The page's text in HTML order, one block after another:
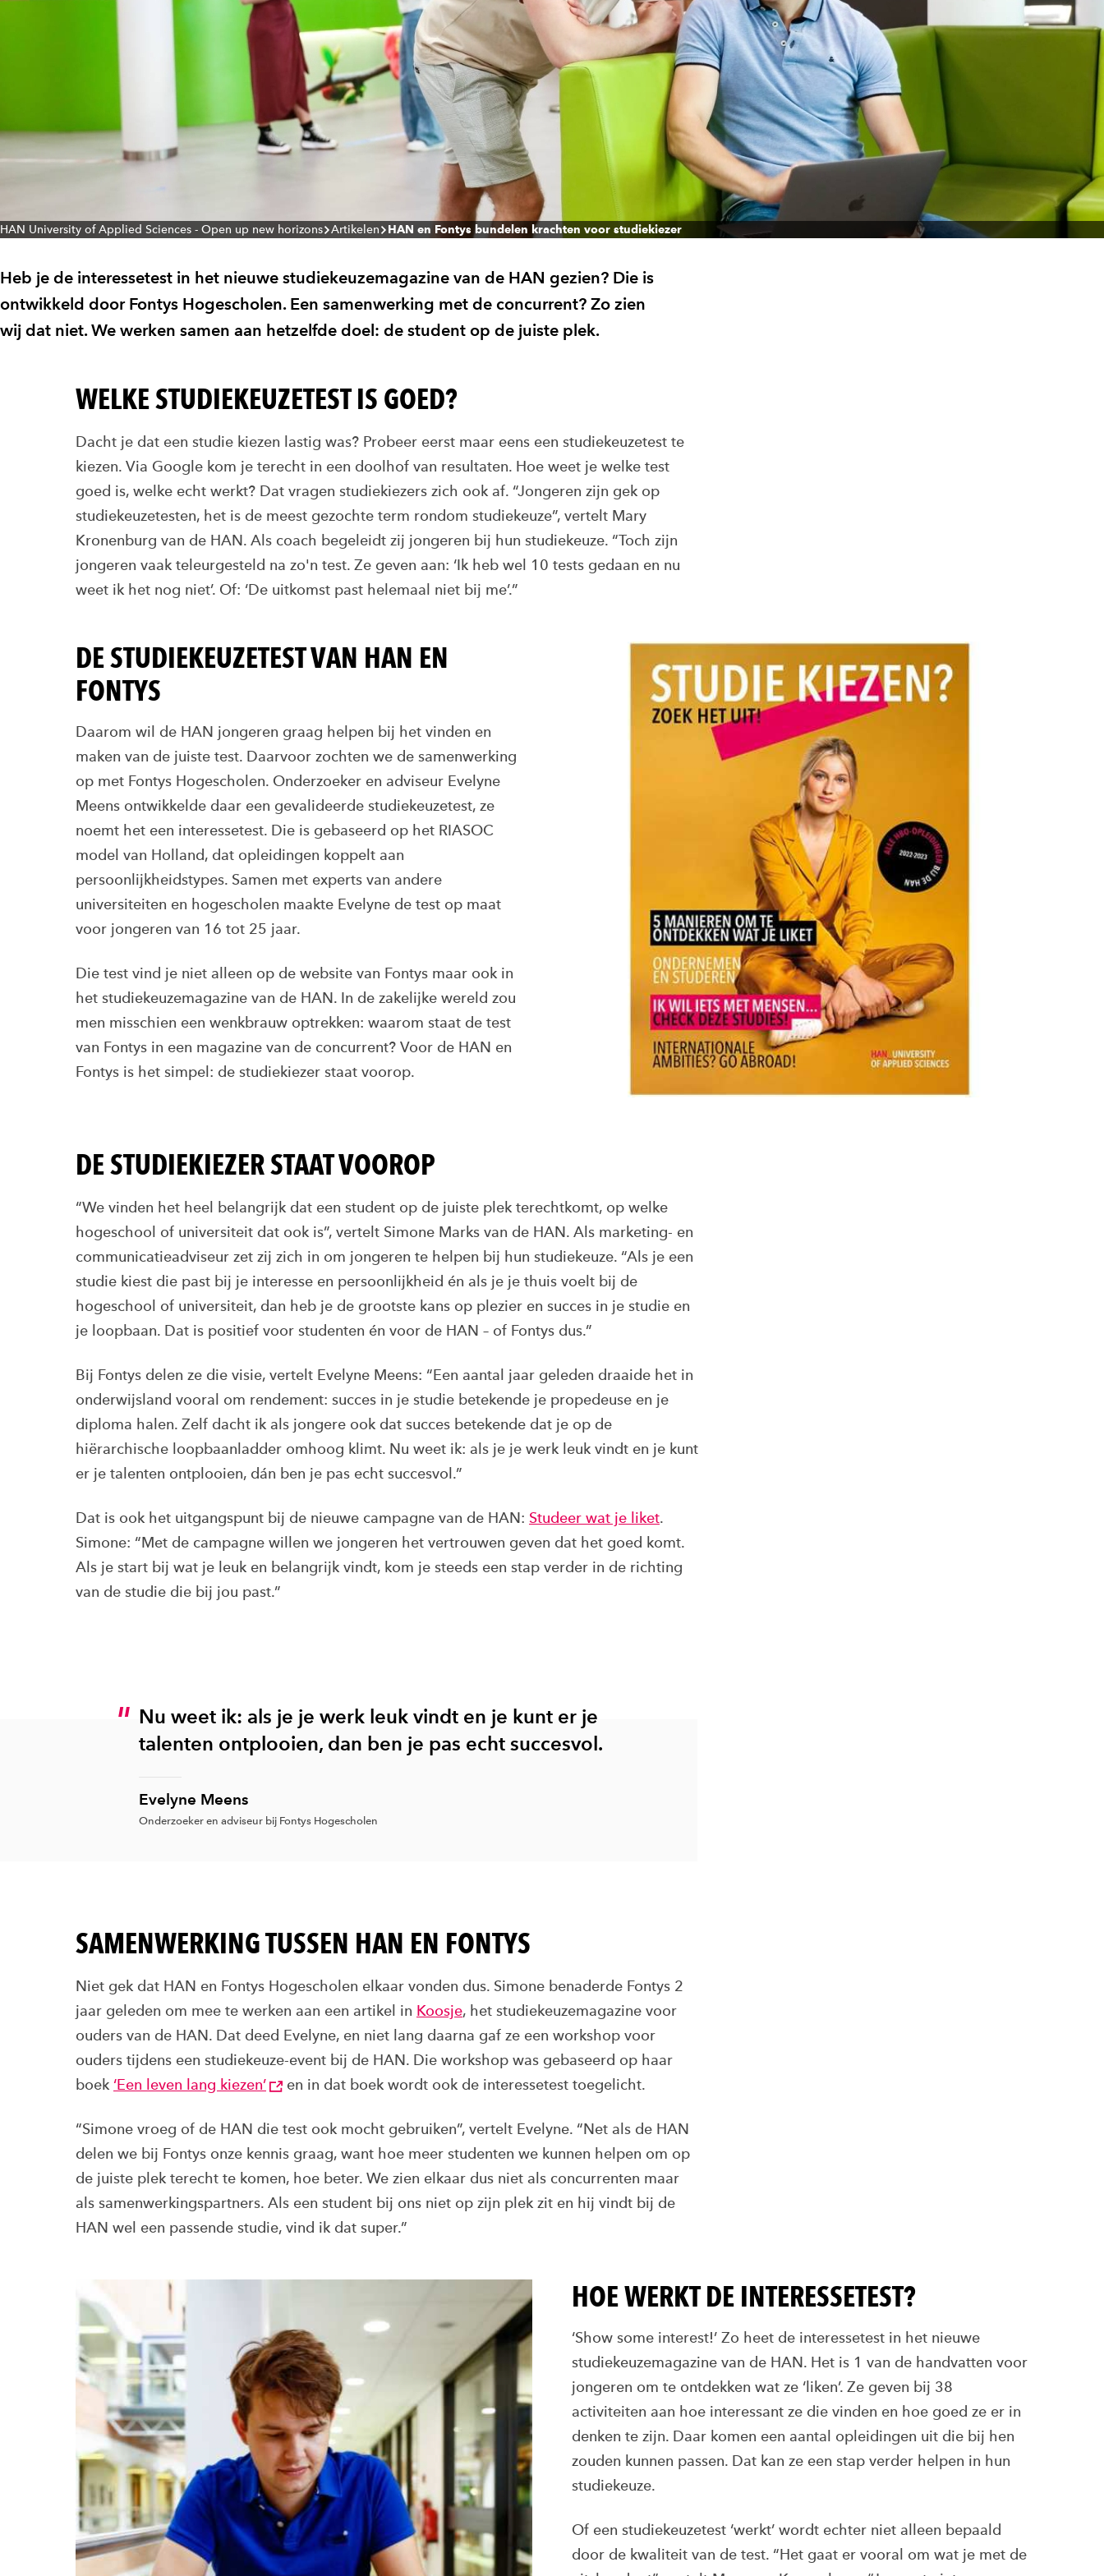
HAN University of Applied Sciences - Open up new horizons Artikelen HAN en Fontys bundelen krachten voor studiekiezer
Heb je de interessetest in het nieuwe studiekeuzemagazine van de HAN gezien? Die is
ontwikkeld door Fontys Hogescholen. Een samenwerking met de concurrent? Zo zien
wij dat niet. We werken samen aan hetzelfde doel: de student op de juiste plek.
WELKE STUDIEKEUZETEST IS GOED?
Dacht je dat een studie kiezen lastig was? Probeer eerst maar eens een studiekeuzetest te
kiezen. Via Google kom je terecht in een doolhof van resultaten. Hoe weet je welke test
goed is, welke echt werkt? Dat vragen studiekiezers zich ook af. “Jongeren zijn gek op
studiekeuzetesten, het is de meest gezochte term rondom studiekeuze”, vertelt Mary
Kronenburg van de HAN. Als coach begeleidt zij jongeren bij hun studiekeuze. “Toch zijn
jongeren vaak teleurgesteld na zo'n test. Ze geven aan: ‘Ik heb wel 10 tests gedaan en nu
weet ik het nog niet’. Of: ‘De uitkomst past helemaal niet bij me’.”
DE STUDIEKEUZETEST VAN HAN EN
FONTYS
Daarom wil de HAN jongeren graag helpen bij het vinden en
maken van de juiste test. Daarvoor zochten we de samenwerking
op met Fontys Hogescholen. Onderzoeker en adviseur Evelyne
Meens ontwikkelde daar een gevalideerde studiekeuzetest, ze
noemt het een interessetest. Die is gebaseerd op het RIASOC
model van Holland, dat opleidingen koppelt aan
persoonlijkheidstypes. Samen met experts van andere
universiteiten en hogescholen maakte Evelyne de test op maat
voor jongeren van 16 tot 25 jaar.
Die test vind je niet alleen op de website van Fontys maar ook in
het studiekeuzemagazine van de HAN. In de zakelijke wereld zou
men misschien een wenkbrauw optrekken: waarom staat de test
van Fontys in een magazine van de concurrent? Voor de HAN en
Fontys is het simpel: de studiekiezer staat voorop.
DE STUDIEKIEZER STAAT VOOROP
“We vinden het heel belangrijk dat een student op de juiste plek terechtkomt, op welke
hogeschool of universiteit dat ook is”, vertelt Simone Marks van de HAN. Als marketing- en
communicatieadviseur zet zij zich in om jongeren te helpen bij hun studiekeuze. “Als je een
studie kiest die past bij je interesse en persoonlijkheid én als je je thuis voelt bij de
hogeschool of universiteit, dan heb je de grootste kans op plezier en succes in je studie en
je loopbaan. Dat is positief voor studenten én voor de HAN – of Fontys dus.”
Bij Fontys delen ze die visie, vertelt Evelyne Meens: “Een aantal jaar geleden draaide het in
onderwijsland vooral om rendement: succes in je studie betekende je propedeuse en je
diploma halen. Zelf dacht ik als jongere ook dat succes betekende dat je op de
hiërarchische loopbaanladder omhoog klimt. Nu weet ik: als je je werk leuk vindt en je kunt
er je talenten ontplooien, dán ben je pas echt succesvol.”
Dat is ook het uitgangspunt bij de nieuwe campagne van de HAN: Studeer wat je liket.
Simone: “Met de campagne willen we jongeren het vertrouwen geven dat het goed komt.
Als je start bij wat je leuk en belangrijk vindt, kom je steeds een stap verder in de richting
van de studie die bij jou past.”
Nu weet ik: als je je werk leuk vindt en je kunt er je
talenten ontplooien, dan ben je pas echt succesvol.
Evelyne Meens
Onderzoeker en adviseur bij Fontys Hogescholen
SAMENWERKING TUSSEN HAN EN FONTYS
Niet gek dat HAN en Fontys Hogescholen elkaar vonden dus. Simone benaderde Fontys 2
jaar geleden om mee te werken aan een artikel in Koosje, het studiekeuzemagazine voor
ouders van de HAN. Dat deed Evelyne, en niet lang daarna gaf ze een workshop voor
ouders tijdens een studiekeuze-event bij de HAN. Die workshop was gebaseerd op haar
boek ‘Een leven lang kiezen’ en in dat boek wordt ook de interessetest toegelicht.
“Simone vroeg of de HAN die test ook mocht gebruiken”, vertelt Evelyne. “Net als de HAN
delen we bij Fontys onze kennis graag, want hoe meer studenten we kunnen helpen om op
de juiste plek terecht te komen, hoe beter. We zien elkaar dus niet als concurrenten maar
als samenwerkingspartners. Als een student bij ons niet op zijn plek zit en hij vindt bij de
HAN wel een passende studie, vind ik dat super.”
HOE WERKT DE INTERESSETEST?
‘Show some interest!’ Zo heet de interessetest in het nieuwe
studiekeuzemagazine van de HAN. Het is 1 van de handvatten voor
jongeren om te ontdekken wat ze ‘liken’. Ze geven bij 38
activiteiten aan hoe interessant ze die vinden en hoe goed ze er in
denken te zijn. Daar komen een aantal opleidingen uit die bij hen
zouden kunnen passen. Dat kan ze een stap verder helpen in hun
studiekeuze.
Of een studiekeuzetest ‘werkt’ wordt echter niet alleen bepaald
door de kwaliteit van de test. “Het gaat er vooral om wat je met de